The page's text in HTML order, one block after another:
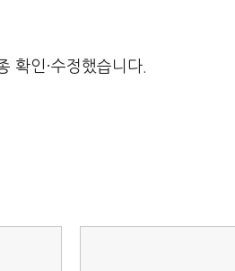
확인·수정했습니다.